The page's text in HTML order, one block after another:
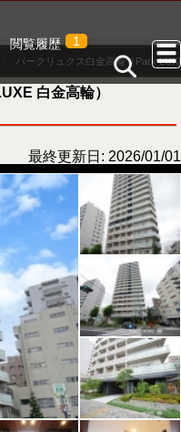
閲覧履歴 1
パークリュクス白金高輪（Park
白金高輪）
最終更新日: 2026/01/01